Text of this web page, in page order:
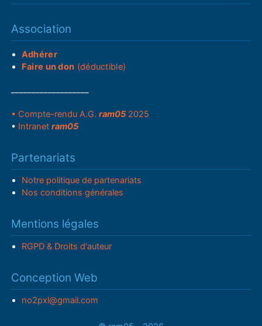
Association
Adhérer
Faire un don (déductible)
• Compte-rendu A.G.ram05 2025
• Intranetram05
Partenariats
Notre politique de partenariats
Nos conditions générales
Mentions légales
RGPD & Droits d'auteur
Conception Web
no2pxl@gmail.com